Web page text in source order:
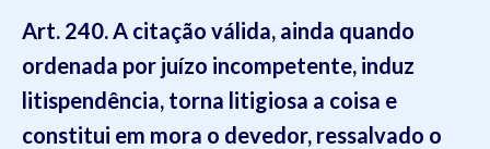
Art. 240. A citação válida, ainda quando
ordenada por juízo incompetente, induz
litispendência, torna litigiosa a coisa e
constitui em mora o devedor, ressalvado o